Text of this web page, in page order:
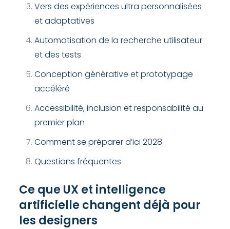
Vers des expériences ultra personnalisées
et adaptatives
Automatisation de la recherche utilisateur
et des tests
Conception générative et prototypage
accéléré
Accessibilité, inclusion et responsabilité au
premier plan
Comment se préparer d’ici 2028
Questions fréquentes
Ce que UX et intelligence
artificielle changent déjà pour
les designers